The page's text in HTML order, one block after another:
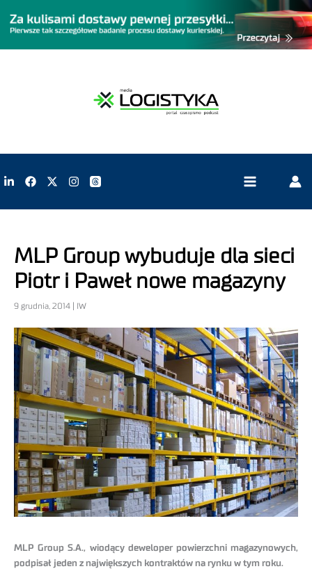
MLP Group wybuduje dla sieci
Piotr i Paweł nowe magazyny
9 grudnia, 2014 | IW
MLP Group S.A., wiodący deweloper powierzchni magazynowych,
podpisał jeden z największych kontraktów na rynku w tym roku.